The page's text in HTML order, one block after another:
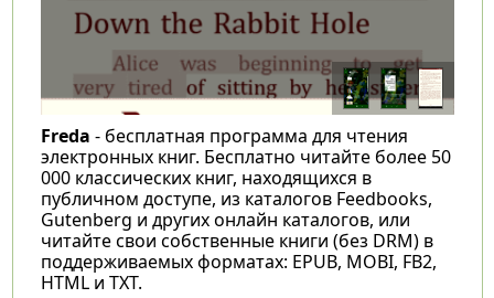
Freda - бесплатная программа для чтения
электронных книг. Бесплатно читайте более 50
000 классических книг, находящихся в
публичном доступе, из каталогов Feedbooks,
Gutenberg и других онлайн каталогов, или
читайте свои собственные книги (без DRM) в
поддерживаемых форматах: EPUB, MOBI, FB2,
HTML и TXT.